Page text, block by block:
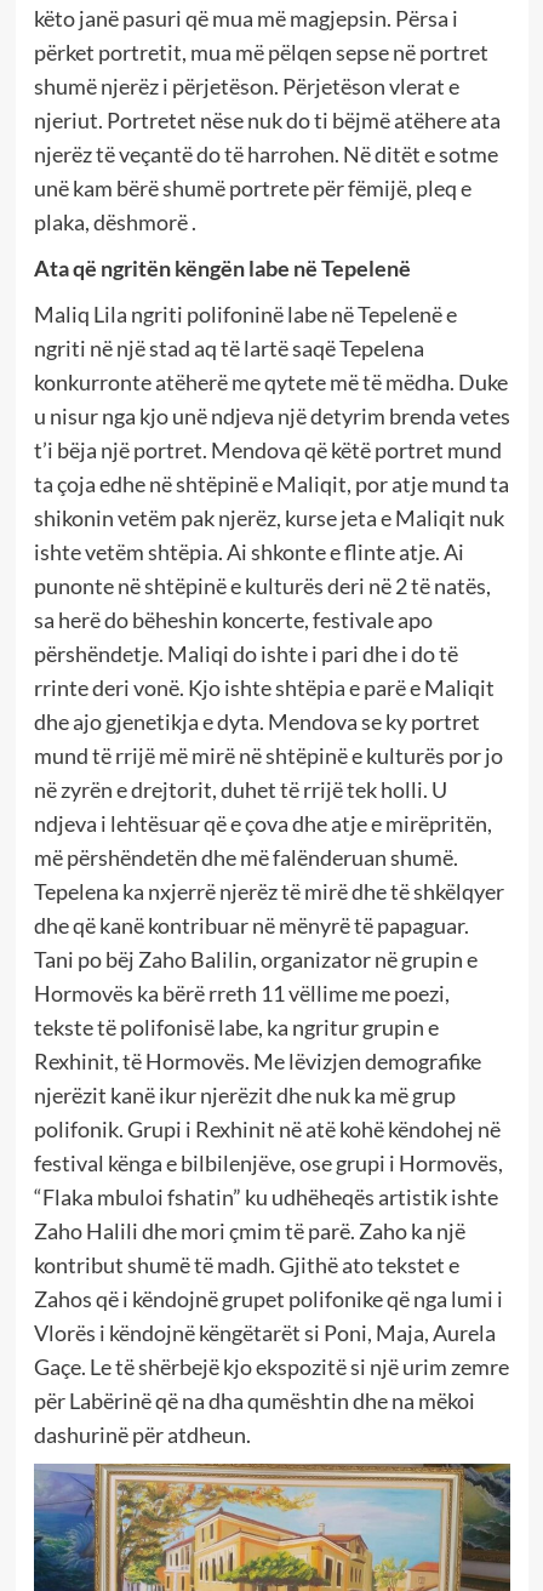
këto janë pasuri që mua më magjepsin. Përsa i
përket portretit, mua më pëlqen sepse në portret
shumë njerëz i përjetëson. Përjetëson vlerat e
njeriut. Portretet nëse nuk do ti bëjmë atëhere ata
njerëz të veçantë do të harrohen. Në ditët e sotme
unë kam bërë shumë portrete për fëmijë, pleq e
plaka, dëshmorë .
Ata që ngritën këngën labe në Tepelenë
Maliq Lila ngriti polifoninë labe në Tepelenë e
ngriti në një stad aq të lartë saqë Tepelena
konkurronte atëherë me qytete më të mëdha. Duke
u nisur nga kjo unë ndjeva një detyrim brenda vetes
t’i bëja një portret. Mendova që këtë portret mund
ta çoja edhe në shtëpinë e Maliqit, por atje mund ta
shikonin vetëm pak njerëz, kurse jeta e Maliqit nuk
ishte vetëm shtëpia. Ai shkonte e flinte atje. Ai
punonte në shtëpinë e kulturës deri në 2 të natës,
sa herë do bëheshin koncerte, festivale apo
përshëndetje. Maliqi do ishte i pari dhe i do të
rrinte deri vonë. Kjo ishte shtëpia e parë e Maliqit
dhe ajo gjenetikja e dyta. Mendova se ky portret
mund të rrijë më mirë në shtëpinë e kulturës por jo
në zyrën e drejtorit, duhet të rrijë tek holli. U
ndjeva i lehtësuar që e çova dhe atje e mirëpritën,
më përshëndetën dhe më falënderuan shumë.
Tepelena ka nxjerrë njerëz të mirë dhe të shkëlqyer
dhe që kanë kontribuar në mënyrë të papaguar.
Tani po bëj Zaho Balilin, organizator në grupin e
Hormovës ka bërë rreth 11 vëllime me poezi,
tekste të polifonisë labe, ka ngritur grupin e
Rexhinit, të Hormovës. Me lëvizjen demografike
njerëzit kanë ikur njerëzit dhe nuk ka më grup
polifonik. Grupi i Rexhinit në atë kohë këndohej në
festival kënga e bilbilenjëve, ose grupi i Hormovës,
“Flaka mbuloi fshatin” ku udhëheqës artistik ishte
Zaho Halili dhe mori çmim të parë. Zaho ka një
kontribut shumë të madh. Gjithë ato tekstet e
Zahos që i këndojnë grupet polifonike që nga lumi i
Vlorës i këndojnë këngëtarët si Poni, Maja, Aurela
Gaçe. Le të shërbejë kjo ekspozitë si një urim zemre
për Labërinë që na dha qumështin dhe na mëkoi
dashurinë për atdheun.